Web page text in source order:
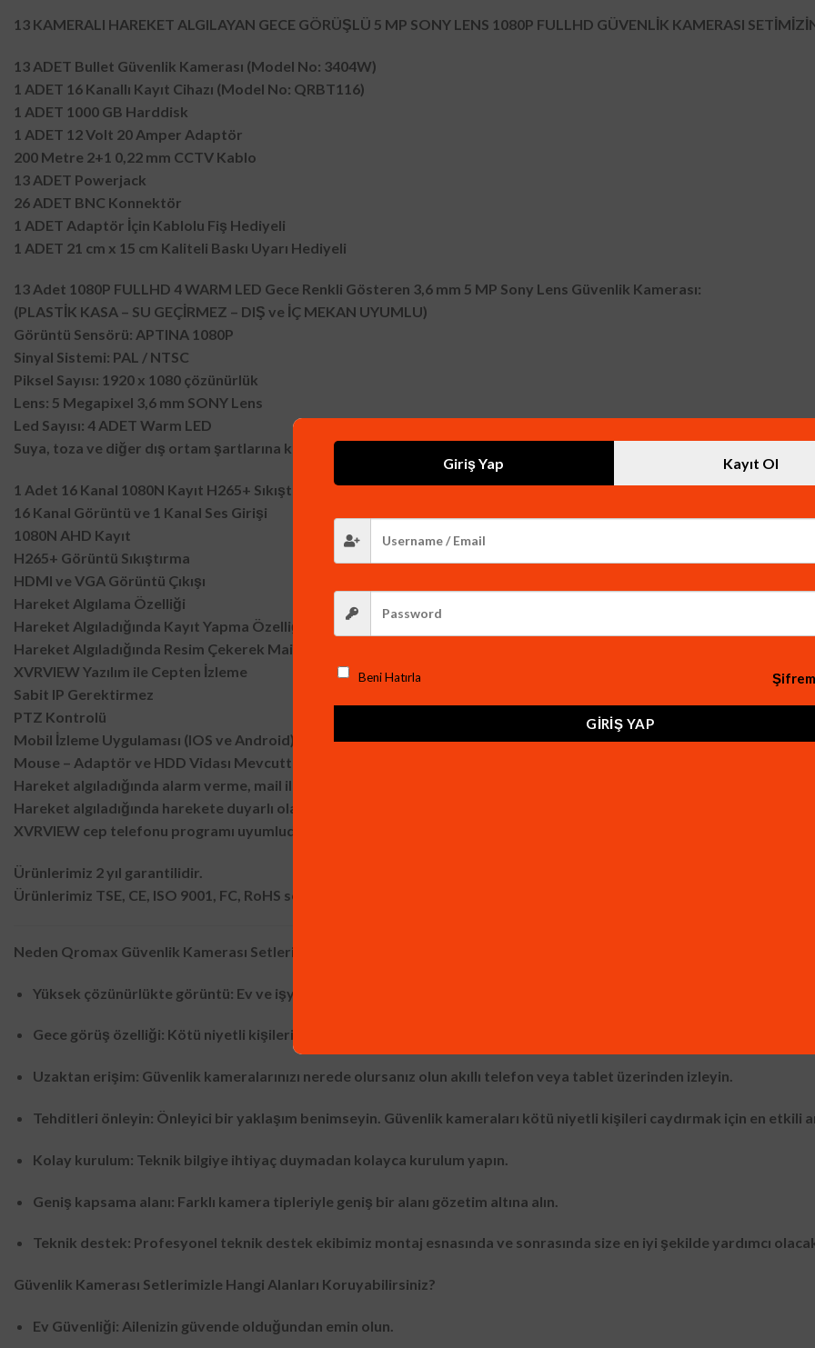
13 KAMERALI HAREKET ALGILAYAN GECE GÖRÜŞLÜ 5 MP SONY LENS 1080P FULLHD GÜVENLİK KAMERASI
13 ADET Bullet Güvenlik Kamerası (Model No: 3404W)
1 ADET 16 Kanallı Kayıt Cihazı (Model No: QRBT116)
1 ADET 1000 GB Harddisk
1 ADET 12 Volt 20 Amper Adaptör
200 Metre 2+1 0,22 mm CCTV Kablo
13 ADET Powerjack
26 ADET BNC Konnektör
1 ADET Adaptör İçin Kablolu Fiş Hediyeli
1 ADET 21 cm x 15 cm Kaliteli Baskı Uyarı Hediyeli
13 Adet 1080P FULLHD 4 WARM LED Gece Renkli Gösteren 3,6 mm 5 MP Sony Lens Güvenlik Kamerası:
(PLASTİK KASA – SU GEÇİRMEZ – DIŞ ve İÇ MEKAN UYUMLU)
Görüntü Sensörü: APTINA 1080P
Sinyal Sistemi: PAL / NTSC
Piksel Sayısı: 1920 x 1080 çözünürlük
Lens: 5 Megapixel 3,6 mm SONY Lens
Led Sayısı: 4 ADET Warm LED
Suya, toza ve diğer dış ortam şartlarına karşı korumalıdır.
1 Adet 16 Kanal 1080N Kayıt H265+ Sıkıştırma Hibrit Kayıt Cihazı (XVRVIEW Yazılım):
16 Kanal Görüntü ve 1 Kanal Ses Girişi
1080N AHD Kayıt
H265+ Görüntü Sıkıştırma
HDMI ve VGA Görüntü Çıkışı
Hareket Algılama Özelliği
Hareket Algıladığında Kayıt Yapma Özelliği
Hareket Algıladığında Resim Çekerek Mail’den Gönderme Özelliği
XVRVIEW Yazılım ile Cepten İzleme
Sabit IP Gerektirmez
PTZ Kontrolü
Mobil İzleme Uygulaması (IOS ve Android)
Mouse – Adaptör ve HDD Vidası Mevcuttur.
Hareket algıladığında alarm verme, mail ile haber verme, cep telefonuna bildirim gönderme özelliğine sahiptir.
Hareket algıladığında harekete duyarlı olarak kayıt yapma özelliğine sahiptir.
XVRVIEW cep telefonu programı uyumludur.
Ürünlerimiz 2 yıl garantilidir.
Ürünlerimiz TSE, CE, ISO 9001, FC, RoHS sertifikalarına sahiptir.
Neden Qromax Güvenlik Kamerası Setleri?
Yüksek çözünürlükte görüntü: Ev ve işyerinizde meydana gelebilecek her türlü olayı net bir şekilde görüntüleyin.
Gece görüş özelliği: Kötü niyetli kişilerin gece saatlerinde dahi etkisiz kalmasını sağlayın.
Uzaktan erişim: Güvenlik kameralarınızı nerede olursanız olun akıllı telefon veya tablet üzerinden izleyin.
Tehditleri önleyin: Önleyici bir yaklaşım benimseyin. Güvenlik kameraları kötü niyetli kişileri caydırmak için en etkili
Kolay kurulum: Teknik bilgiye ihtiyaç duymadan kolayca kurulum yapın.
Geniş kapsama alanı: Farklı kamera tipleriyle geniş bir alanı gözetim altına alın.
Teknik destek: Profesyonel teknik destek ekibimiz montaj esnasında ve sonrasında size en iyi şekilde yardımcı
Güvenlik Kamerası Setlerimizle Hangi Alanları Koruyabilirsiniz?
Ev Güvenliği: Ailenizin güvende olduğundan emin olun.
Giriş Yap Kayıt Ol
Beni Hatırla
GIRIŞ YAP